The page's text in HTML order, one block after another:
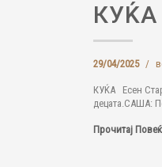
КУЌА
29/04/2025 /
КУЌА Есен
децата.САША:
Прочитај